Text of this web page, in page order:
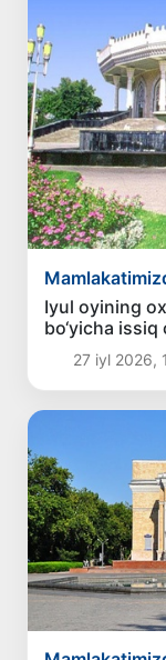
Iyul oyining
bo‘yicha
27 iyl 2026,